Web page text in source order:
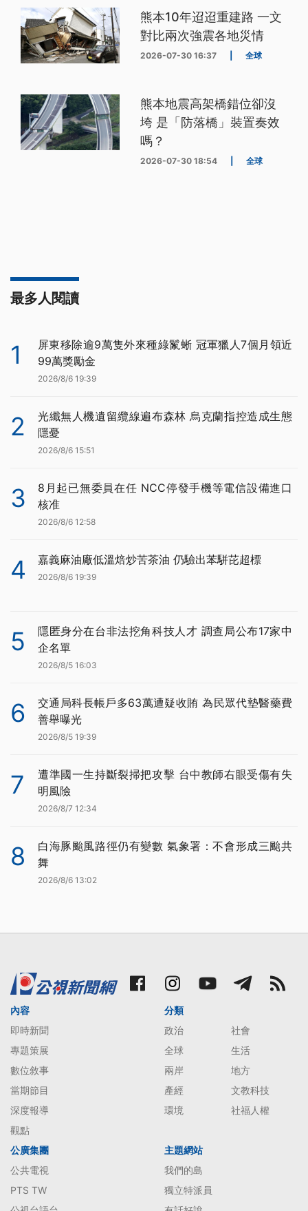
熊本10年迢迢重建路 一文
對比兩次強震各地災情
2026-07-30 16:37 全球
熊本地震高架橋錯位卻沒
垮 是「防落橋」裝置奏效
嗎？
2026-07-30 18:54 全球
最多人閱讀
1
屏東移除逾9萬隻外來種綠鬣蜥 冠軍獵人7個月領近
99萬獎勵金
2026/8/6 19:39
2
光纖無人機遺留纜線遍布森林 烏克蘭指控造成生態
隱憂
2026/8/6 15:51
3
8月起已無委員在任 NCC停發手機等電信設備進口
核准
2026/8/6 12:58
4 嘉義麻油廠低溫焙炒苦茶油 仍驗出苯駢芘超標
2026/8/6 19:39
5
隱匿身分在台非法挖角科技人才 調查局公布17家中
企名單
2026/8/5 16:03
6
交通局科長帳戶多63萬遭疑收賄 為民眾代墊醫藥費
善舉曝光
2026/8/5 19:39
7
遭準國一生持斷裂掃把攻擊 台中教師右眼受傷有失
明風險
2026/8/7 12:34
8
白海豚颱風路徑仍有變數 氣象署：不會形成三颱共
舞
2026/8/6 13:02
內容
即時新聞
專題策展
數位敘事
當期節目
深度報導
觀點
分類
政治
社會
全球
生活
兩岸
地方
產經
文教科技
環境
社福人權
公廣集團
公共電視
PTS TW
主題網站
我們的島
獨立特派員